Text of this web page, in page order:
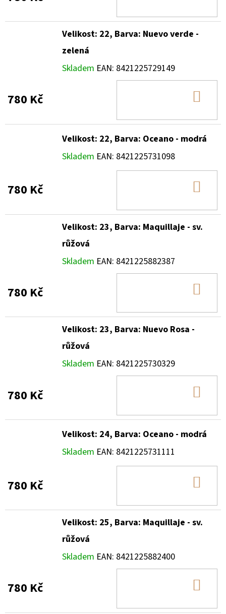
Velikost: 22, Barva: Nuevo verde -
zelená
Skladem EAN: 8421225729149
780 Kč
Velikost: 22, Barva: Oceano - modrá
Skladem EAN: 8421225731098
780 Kč
Velikost: 23, Barva: Maquillaje - sv.
růžová
Skladem EAN: 8421225882387
780 Kč
Velikost: 23, Barva: Nuevo Rosa -
růžová
Skladem EAN: 8421225730329
780 Kč
Velikost: 24, Barva: Oceano - modrá
Skladem EAN: 8421225731111
780 Kč
Velikost: 25, Barva: Maquillaje - sv.
růžová
Skladem EAN: 8421225882400
780 Kč